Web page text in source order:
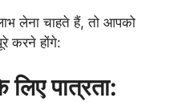
लेना चाहते हैं, तो आपको
करने होंगे:
पात्रता: